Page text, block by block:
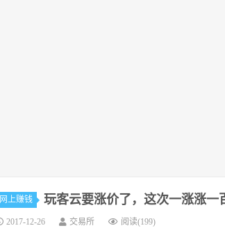
网上赚钱 玩客云要涨价了，这次一涨涨一
2017-12-26 交易所 阅读(199)